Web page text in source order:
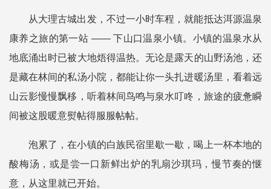
从大理古城出发，不过一小时车程，就能抵达洱源温泉
康养之旅的第一站 —— 下山口温泉小镇。小镇的温泉水从
地底涌出时已被大地焐得温热。无论是露天的山野汤池，还
是藏在林间的私汤小院，都能让你一头扎进暖汤里，看着远
山云影慢慢飘移，听着林间鸟鸣与泉水叮咚，旅途的疲惫瞬
间被这股暖意熨帖得服服帖帖。
泡累了，在小镇的白族民宿里歇一歇，喝上一杯本地的
酸梅汤，或是尝一口新鲜出炉的乳扇沙琪玛，慢节奏的惬
意，从这里就已开始。